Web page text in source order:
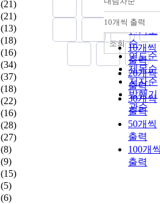
(21)
(21)
(13)
(18)
(16)
(34)
(37)
(18)
(22)
(16)
(28)
(27)
(8)
(9)
(15)
(5)
(6)
정확도
순
인기도
순
연도순
제목순
저자순
발행기
관순
내림차
10개씩 출력
10개씩
출력
20개씩
출력
30개씩
출력
50개씩
출력
100개
출력
조회